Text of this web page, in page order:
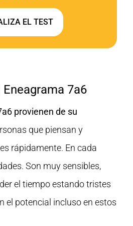
EL TEST
7a6
provienen de su
que piensan y
rápidamente. En cada
Son muy sensibles,
el tiempo estando tristes
el potencial incluso en estos